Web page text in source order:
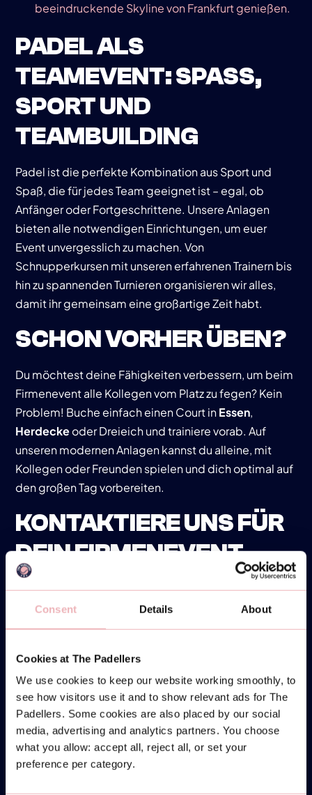
Consent Details About
Cookies at The Padellers
We use cookies to keep our website working smoothly, to
see how visitors use it and to show relevant ads for The
Padellers. Some cookies are also placed by our social
media, advertising and analytics partners. You choose
what you allow: accept all, reject all, or set your
preference per category.
beeindruckende Skyline von Frankfurt genießen.
PADEL ALS
TEAMEVENT: SPASS, S
PORT UND T
EAMBUILDING
Padel ist die perfekte Kombination aus Sport und
Spaß, die für jedes Team geeignet ist – egal, ob
Anfänger oder Fortgeschrittene. Unsere Anlagen
bieten alle notwendigen Einrichtungen, um euer
Event unvergesslich zu machen. Von
Schnupperkursen mit unseren erfahrenen Trainern bis
hin zu spannenden Turnieren organisieren wir alles,
damit ihr gemeinsam eine großartige Zeit habt.
SCHON VORHER ÜBEN?
Du möchtest deine Fähigkeiten verbessern, um beim
Firmenevent alle Kollegen vom Platz zu fegen? Kein
Problem! Buche einfach einen Court inEssen,
Herdeckeoder Dreieich und trainiere vorab. Auf
unseren modernen Anlagen kannst du alleine, mit
Kollegen oder Freunden spielen und dich optimal auf
den großen Tag vorbereiten.
KONTAKTIERE UNS FÜR
DEIN FIRMENEVENT
Lass uns gemeinsam dein nächstesFirmenevent
planen! Egal, ob in Essen, Herdecke oder Dreieich,
The Padellers bietet dir die besten Voraussetzungen
Kontaktiere uns noch heute und erlebe, warum
die ideale Aktivität für Teamevents ist.